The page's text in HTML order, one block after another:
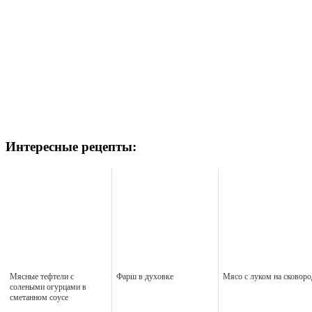
Интересные рецепты:
Мясные тефтели с
солеными огурцами в
сметанном соусе
Фарш в духовке Мясо с луком на